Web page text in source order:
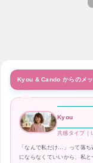
Kyou & Cando からのメ
Kyou
共感タイプ｜
「なんで私だけ…」って落
にならなくていいから、私